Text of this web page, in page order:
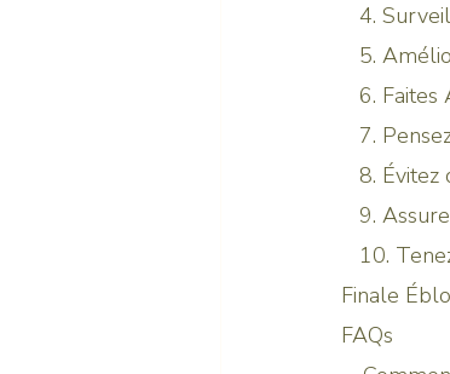
4.
5.
6.
7.
8.
9.
10.
Finale
FAQs